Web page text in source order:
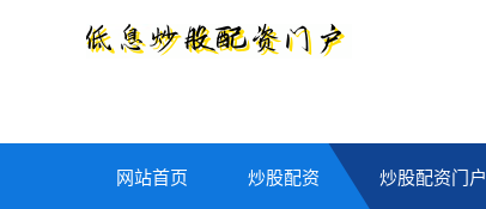
网站首页 炒股配资 炒股配资门户